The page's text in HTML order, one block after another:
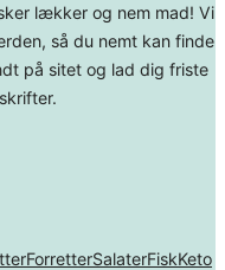
lækker og nem mad! Vi
så du nemt kan finde
på sitet og lad dig friste
ForretterSalaterFiskKeto